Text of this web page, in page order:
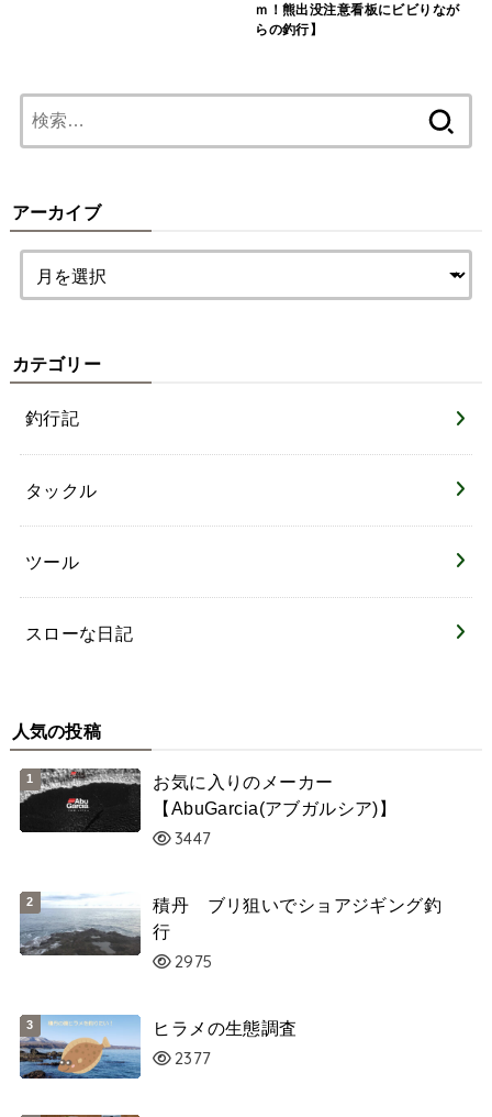
ｍ！熊出没注意看板にビビりなが
らの釣行】
索:
アーカイブ
カテゴリー
釣行記
タックル
ツール
スローな日記
人気の投稿
お気に入りのメーカー
【AbuGarcia(アブガルシア)】
3447
積丹 ブリ狙いでショアジギング釣
行
2975
ヒラメの生態調査
2377